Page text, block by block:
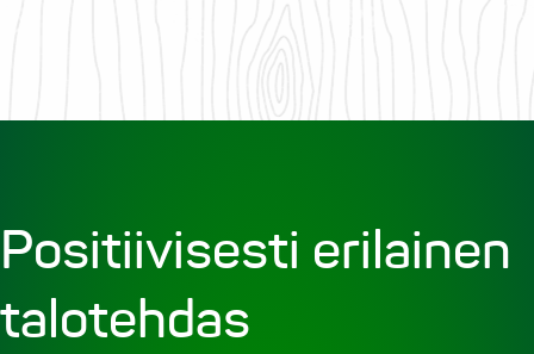
Positiivisesti erilainen
talotehdas